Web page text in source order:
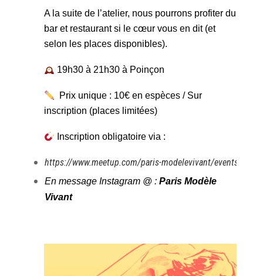
A la suite de l’atelier, nous pourrons profiter du
bar et restaurant si le cœur vous en dit (et
selon les places disponibles).
19h30 à 21h30 à Poinçon
Prix unique : 10€ en espèces / Sur
inscription (places limitées)
Inscription obligatoire via :
https://www.meetup.com/paris-modelevivant/events/
En message Instagram @ : Paris Modèle
Vivant